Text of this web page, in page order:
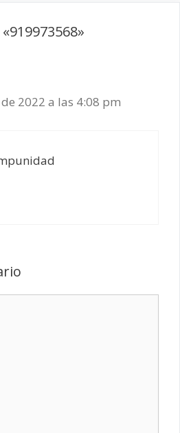
2022 a las 4:08 pm